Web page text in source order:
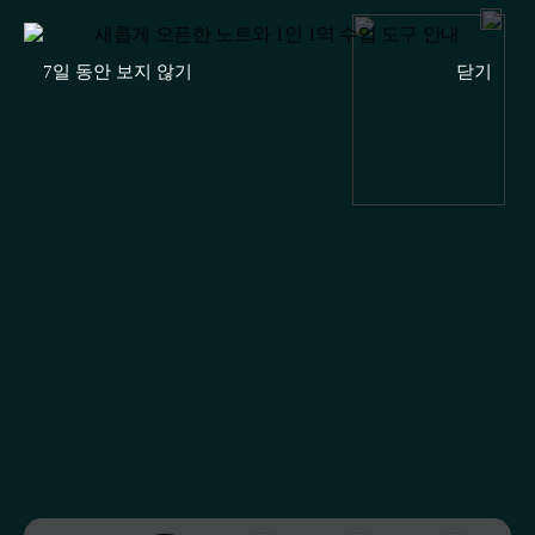
7일 동안 보지 않기 닫기